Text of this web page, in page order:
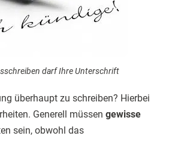
darf Ihre Unterschrift
überhaupt zu schreiben? Hierbei
Generell müssen gewisse
sein, obwohl das